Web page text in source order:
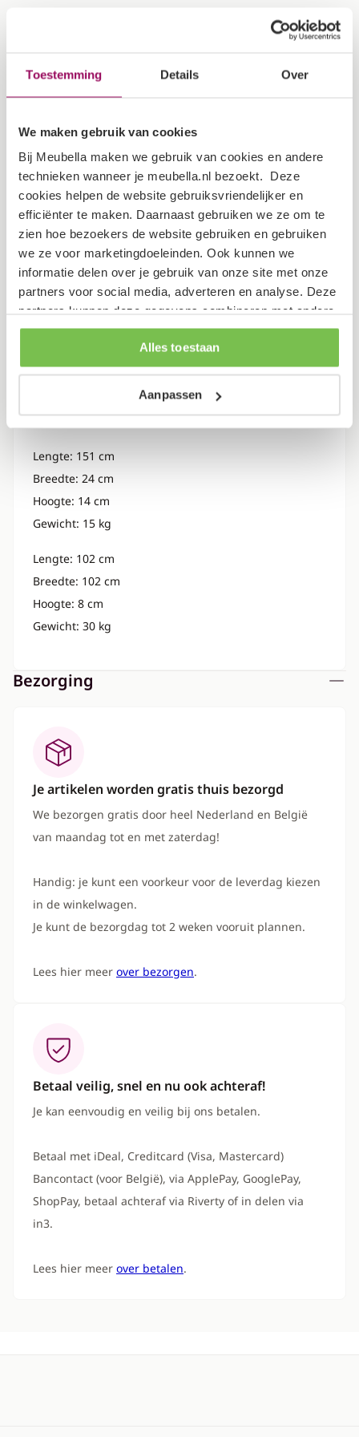
Toestemming Details Over
We maken gebruik van cookies
Bij Meubella maken we gebruik van cookies en andere
technieken wanneer je meubella.nl bezoekt. Deze
cookies helpen de website gebruiksvriendelijker en
efficiënter te maken. Daarnaast gebruiken we ze om te
zien hoe bezoekers de website gebruiken en gebruiken
we ze voor marketingdoeleinden. Ook kunnen we
informatie delen over je gebruik van onze site met onze
partners voor social media, adverteren en analyse. Deze
partners kunnen deze gegevens combineren met andere
informatie die je aan ze hebt verstrekt of die ze hebben
verzameld op basis van je gebruik van hun services.
Alles toestaan
Aanpassen
Afmetingen
Breedte 180 cm
Diepte 90 cm
Hoogte 75 cm
Specificaties
Verpakking
Dit artikel bestaat uit 2 pakketten
Lengte: 151 cm
Breedte: 24 cm
Hoogte: 14 cm
Gewicht: 15 kg
Lengte: 102 cm
Breedte: 102 cm
Hoogte: 8 cm
Gewicht: 30 kg
Bezorging
Je artikelen worden gratis thuis bezorgd
We bezorgen gratis door heel Nederland en België
van maandag tot en met zaterdag!
Handig: je kunt een voorkeur voor de leverdag kiezen
in de winkelwagen.
Je kunt de bezorgdag tot 2 weken vooruit plannen.
Lees hier meer over bezorgen.
Betaal veilig, snel en nu ook achteraf!
Je kan eenvoudig en veilig bij ons betalen.
Betaal met iDeal, Creditcard (Visa, Mastercard)
Bancontact (voor België), via ApplePay, GooglePay,
ShopPay, betaal achteraf via Riverty of in delen via
in3.
Lees hier meer over betalen.